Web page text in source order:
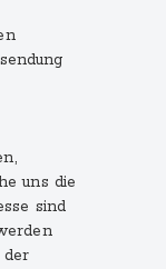
uns die
sind
der